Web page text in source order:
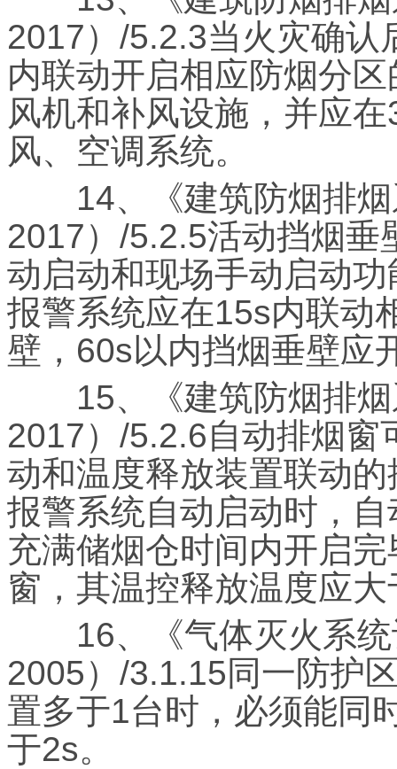
2017）/5.2.3当火灾确认
内联动开启相应防烟分
风机和补风设施，并应
风、空调系统。
14、《建筑防烟排烟
2017）/5.2.5活动挡烟垂
动启动和现场手动启动
报警系统应在15s内联动
壁，60s以内挡烟垂壁应
15、《建筑防烟排烟
2017）/5.2.6自动排烟窗
动和温度释放装置联动
报警系统自动启动时，
充满储烟仓时间内开启
窗，其温控释放温度应
16、《气体灭火系统
2005）/3.1.15同一防护
置多于1台时，必须能同
于2s。